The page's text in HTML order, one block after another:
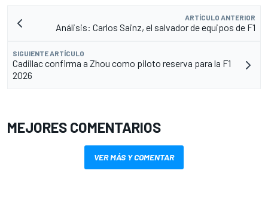
ARTÍCULO ANTERIOR
Análisis: Carlos Sainz, el salvador de equipos de F1
SIGUIENTE ARTÍCULO
Cadillac confirma a Zhou como piloto reserva para la F1
2026
MEJORES COMENTARIOS
VER MÁS Y COMENTAR